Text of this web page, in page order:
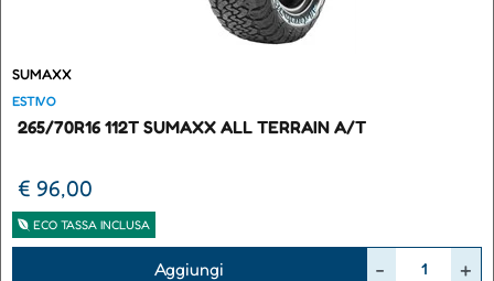
SUMAXX
ESTIVO
265/70R16 112T SUMAXX ALL TERRAIN A/T
€ 96,00
ECO TASSA INCLUSA
Aggiungi